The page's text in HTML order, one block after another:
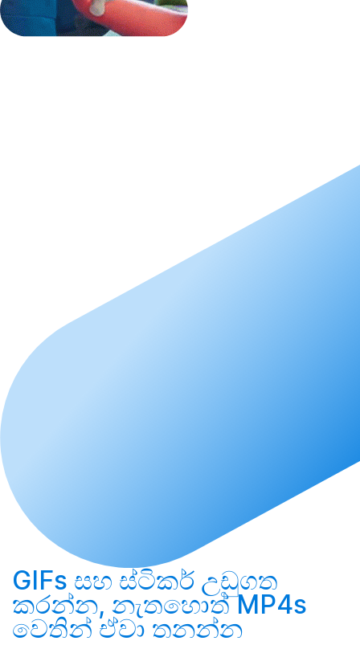
GIFs සහ ස්ටිකර් උඩුගත
කරන්න, නැතහොත් MP4s
වෙතින් ඒවා තනන්න